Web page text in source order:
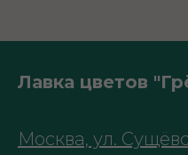
Лавка цветов
Москва, ул.